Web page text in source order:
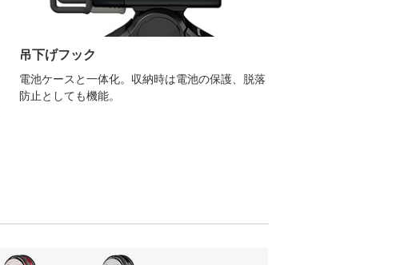
吊下げフック
電池ケースと一体化。収納時は電池の保護、脱落
防止としても機能。